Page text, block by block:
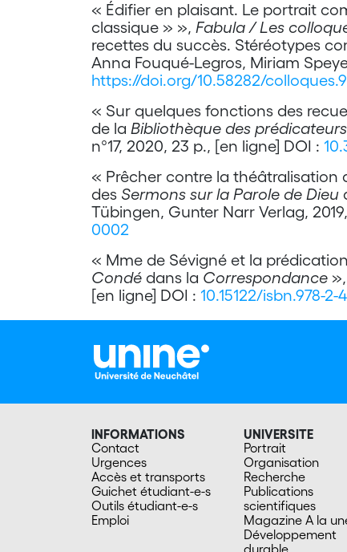
« Édifier en plaisant. Le portrait
classique » », Fabula / Les
recettes du succès. Stéréotypes
Anna Fouqué-Legros, Miriam
https://doi.org/10.58282/
« Sur quelques fonctions des
de la Bibliothèque des prédicateurs
n°17, 2020, 23 p., [en ligne] DOI :
« Prêcher contre la théâtralisation
des Sermons sur la Parole de Dieu
Tübingen, Gunter Narr Verlag,
0002
« Mme de Sévigné et la
Condé dans la Correspondance »,
[en ligne] DOI : 10.15122/isbn.978-
INFORMATIONS
Contact
Urgences
Accès et transports
Guichet étudiant-e-s
Outils étudiant-e-s
Emploi
UNIVERSITE
Portrait
Organisation
Recherche
Publications
scientifiques
Magazine A la
Développement
durable